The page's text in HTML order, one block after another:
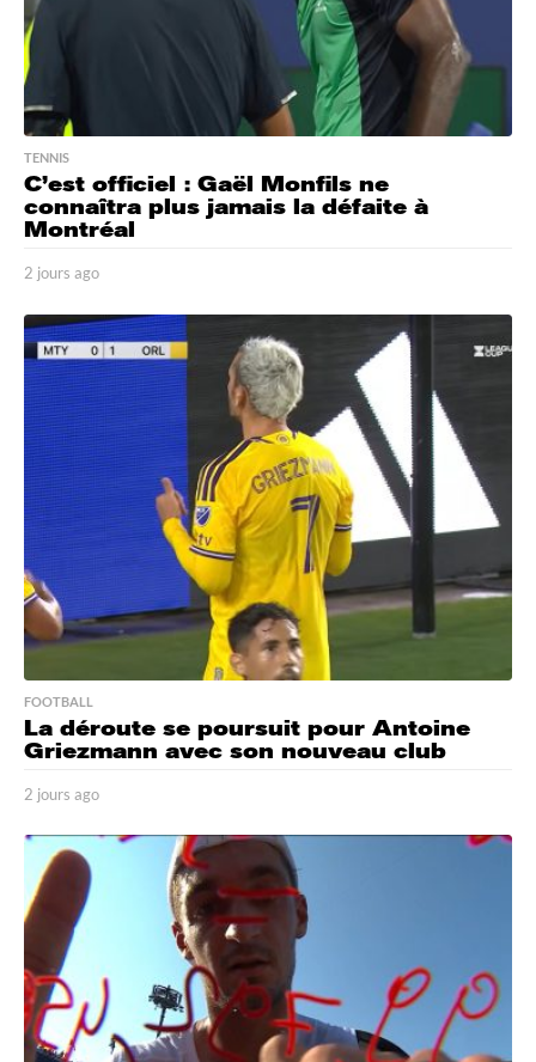
TENNIS
C’est officiel : Gaël Monfils ne
connaîtra plus jamais la défaite à
Montréal
2 jours ago
o
u
r
a
g
o
FOOTBALL
La déroute se poursuit pour Antoine
Griezmann avec son nouveau club
2 jours ago
o
o